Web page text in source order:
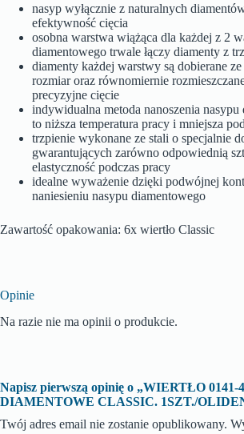
nasyp wyłącznie z naturalnych
efektywność cięcia
osobna warstwa wiążąca dla każdej z 2
diamentowego trwale łączy diamenty z
diamenty każdej warstwy są dobierane
rozmiar oraz równomiernie
precyzyjne cięcie
indywidualna metoda nanoszenia nasypu
to niższa temperatura pracy i mniejsza
trzpienie wykonane ze stali o specjalnie
gwarantujących zarówno odpowiednią
elastyczność podczas pracy
idealne wyważenie dzięki podwójnej
naniesieniu nasypu diamentowego
Zawartość opakowania: 6x wiertło Classic
Opinie
Na razie nie ma opinii o produkcie.
Napisz pierwszą opinię o „WIERTŁO 0141-
DIAMENTOWE CLASSIC. 1SZT./
Twój adres email nie zostanie opublikowany.